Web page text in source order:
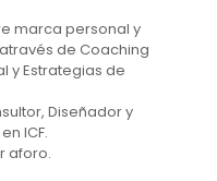
marca personal y
de Coaching
y Estrategias de
Diseñador y
ICF.
aforo.